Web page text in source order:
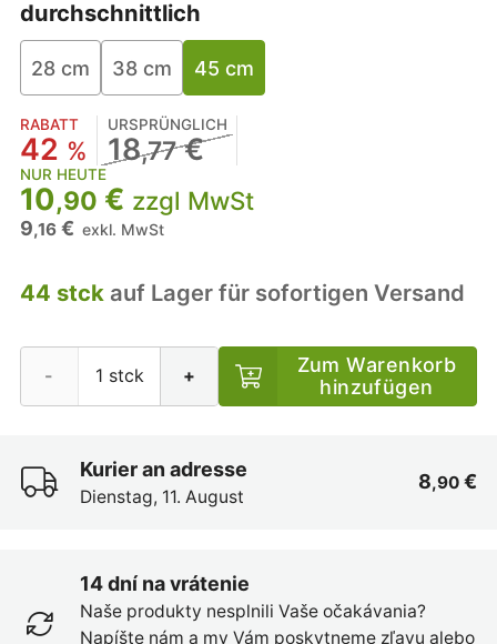
durchschnittlich
28 cm 38 cm 45 cm
RABATT
42 %
URSPRÜNGLICH
18,77€
NUR HEUTE
10,90 € zzgl MwSt
9,16€ exkl. MwSt
44 stckauf Lager für sofortigen Versand
- +
Zum Warenkorb
hinzufügen
Kurier an adresse
Dienstag, 11. August
8,90 €
14 dní na vrátenie
Naše produkty nesplnili Vaše očakávania?
Napíšte nám a my Vám poskytneme zľavu alebo